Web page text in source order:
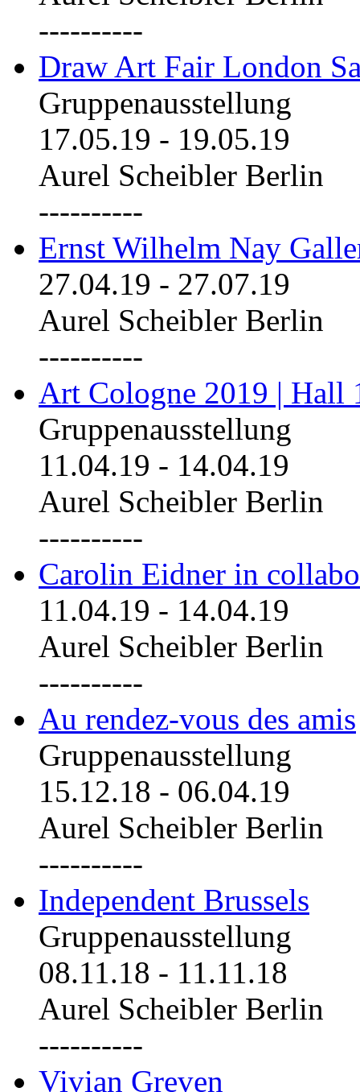
----------
Draw Art Fair London
Gruppenausstellung
17.05.19 - 19.05.19
Aurel Scheibler Berlin
----------
Ernst Wilhelm Nay
27.04.19 - 27.07.19
Aurel Scheibler Berlin
----------
Art Cologne 2019 | Hall
Gruppenausstellung
11.04.19 - 14.04.19
Aurel Scheibler Berlin
----------
Carolin Eidner in
11.04.19 - 14.04.19
Aurel Scheibler Berlin
----------
Au rendez-vous des amis
Gruppenausstellung
15.12.18 - 06.04.19
Aurel Scheibler Berlin
----------
Independent Brussels
Gruppenausstellung
08.11.18 - 11.11.18
Aurel Scheibler Berlin
----------
Vivian Greven